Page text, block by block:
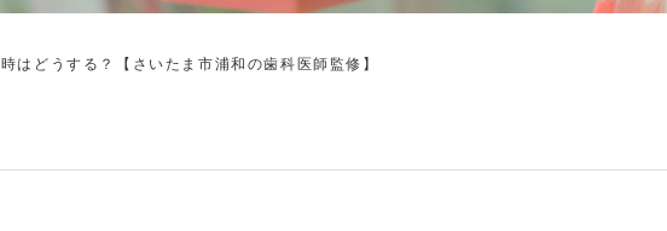
はどうする？【さいたま市浦和の歯科医師監修】